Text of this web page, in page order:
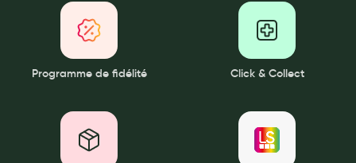
Programme de fidélité Click & Collect